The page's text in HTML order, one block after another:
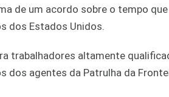
de um acordo sobre o tempo
dos Estados Unidos.
trabalhadores altamente
agentes da Patrulha da